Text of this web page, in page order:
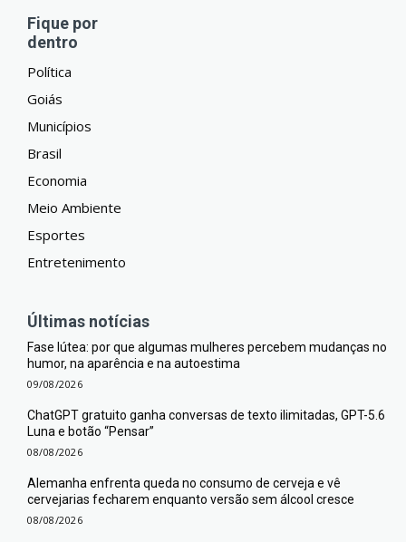
Fique por
dentro
Política
Goiás
Municípios
Brasil
Economia
Meio Ambiente
Esportes
Entretenimento
Últimas notícias
Fase lútea: por que algumas mulheres percebem mudanças no
humor, na aparência e na autoestima
09/08/2026
ChatGPT gratuito ganha conversas de texto ilimitadas, GPT-5.6
Luna e botão “Pensar”
08/08/2026
Alemanha enfrenta queda no consumo de cerveja e vê
cervejarias fecharem enquanto versão sem álcool cresce
08/08/2026